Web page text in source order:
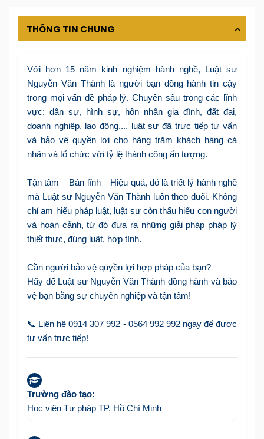
THÔNG TIN CHUNG
Với hơn 15 năm kinh nghiệm hành nghề, Luật sư
Nguyễn Văn Thành là người bạn đồng hành tin cậy
trong mọi vấn đề pháp lý. Chuyên sâu trong các lĩnh
vực: dân sự, hình sự, hôn nhân gia đình, đất đai,
doanh nghiệp, lao động..., luật sư đã trực tiếp tư vấn
và bảo vệ quyền lợi cho hàng trăm khách hàng cá
nhân và tổ chức với tỷ lệ thành công ấn tượng.
Tận tâm – Bản lĩnh – Hiệu quả, đó là triết lý hành nghề
mà Luật sư Nguyễn Văn Thành luôn theo đuổi. Không
chỉ am hiểu pháp luật, luật sư còn thấu hiểu con người
và hoàn cảnh, từ đó đưa ra những giải pháp pháp lý
thiết thực, đúng luật, hợp tình.
Cần người bảo vệ quyền lợi hợp pháp của bạn?
Hãy để Luật sư Nguyễn Văn Thành đồng hành và bảo
vệ bạn bằng sự chuyên nghiệp và tận tâm!
📞 Liên hệ 0914 307 992 - 0564 992 992 ngay để được
tư vấn trực tiếp!
Trường đào tạo:
Học viện Tư pháp TP. Hồ Chí Minh